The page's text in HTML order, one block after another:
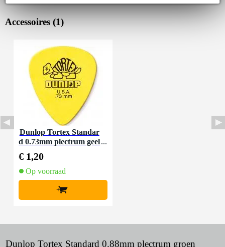
Accessoires (1)
Dunlop Tortex Standar
d 0.73mm plectrum geel
€ 1,20
Op voorraad
+
Dunlop Tortex Standard 0.88mm plectrum groen